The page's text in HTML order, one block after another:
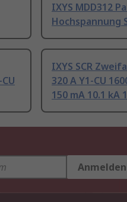
IXYS MDD312
Hochspannung
IXYS SCR
320 A Y1-CU
150 mA 10.1 kA
Anmelden